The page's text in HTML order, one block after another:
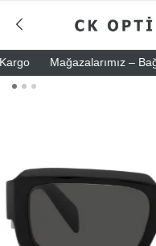
Mağazalarımız –